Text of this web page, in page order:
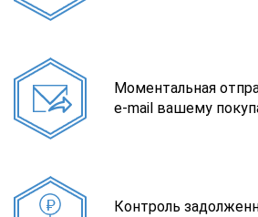
Моментальная
e-mail вашему
Контроль